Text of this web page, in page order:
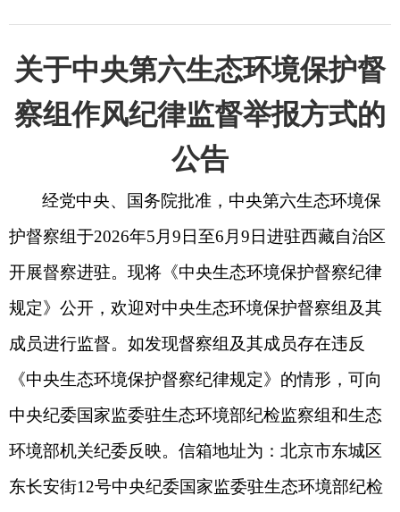
关于中央第六生态环境保护督
察组作风纪律监督举报方式的
公告
经党中央、国务院批准，中央第六生态环境保
护督察组于2026年5月9日至6月9日进驻西藏自治区
开展督察进驻。现将《中央生态环境保护督察纪律
规定》公开，欢迎对中央生态环境保护督察组及其
成员进行监督。如发现督察组及其成员存在违反
《中央生态环境保护督察纪律规定》的情形，可向
中央纪委国家监委驻生态环境部纪检监察组和生态
环境部机关纪委反映。信箱地址为：北京市东城区
东长安街12号中央纪委国家监委驻生态环境部纪检